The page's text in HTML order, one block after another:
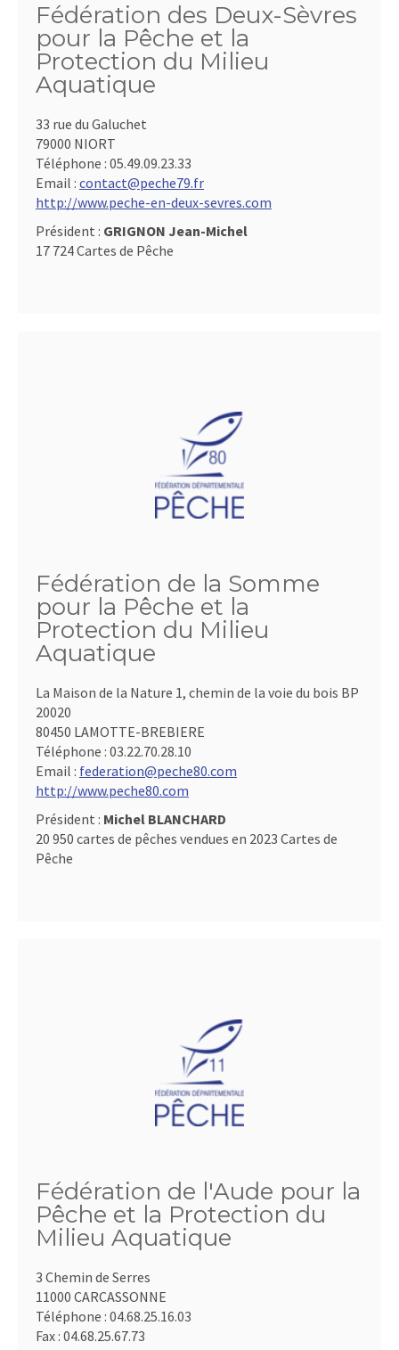
Fédération des Deux-Sèvres
pour la Pêche et la
Protection du Milieu
Aquatique
33 rue du Galuchet
79000 NIORT
Téléphone : 05.49.09.23.33
Email : contact@peche79.fr
http://www.peche-en-deux-sevres.com
Président : GRIGNON Jean-Michel
17 724 Cartes de Pêche
Fédération de la Somme
pour la Pêche et la
Protection du Milieu
Aquatique
La Maison de la Nature 1, chemin de la voie du bois BP
20020
80450 LAMOTTE-BREBIERE
Téléphone : 03.22.70.28.10
Email : federation@peche80.com
http://www.peche80.com
Président : Michel BLANCHARD
20 950 cartes de pêches vendues en 2023 Cartes de
Pêche
Fédération de l'Aude pour la
Pêche et la Protection du
Milieu Aquatique
3 Chemin de Serres
11000 CARCASSONNE
Téléphone : 04.68.25.16.03
Fax : 04.68.25.67.73